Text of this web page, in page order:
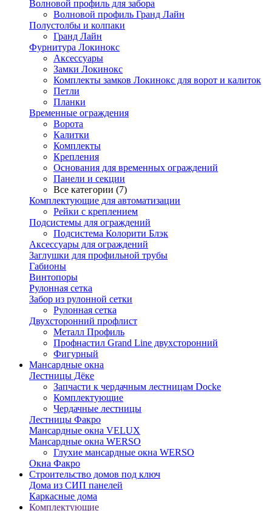
Волновой профиль для забора
Волновой профиль Гранд Лайн
Полустолбы и колпаки
Гранд Лайн
Фурнитура Локинокс
Аксессуары
Замки Локинокс
Комплекты замков Локинокс для ворот и калиток
Петли
Планки
Временные ограждения
Ворота
Калитки
Комплекты
Крепления
Основания для временных ограждений
Панели и секции
Все категории (7)
Комплектующие для автоматизации
Рейки с креплением
Подсистемы для ограждений
Подсистема Колорити Блэк
Аксессуары для ограждений
Заглушки для профильной трубы
Габионы
Винтопоры
Рулонная сетка
Забор из рулонной сетки
Рулонная сетка
Двухсторонний профлист
Металл Профиль
Профнастил Grand Line двухсторонний
Фигурный
Мансардные окна
Лестницы Дёке
Запчасти к чердачным лестницам Docke
Комплектующие
Чердачные лестницы
Лестницы Факро
Мансардные окна VELUX
Мансардные окна WERSO
Глухие мансардные окна WERSO
Окна Факро
Строительство домов под ключ
Дома из СИП панелей
Каркасные дома
Комплектующие